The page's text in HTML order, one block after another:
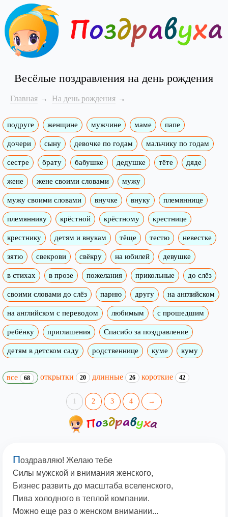
Весёлые поздравления на день рождения
Главная На день рождения
подруге женщине мужчине маме папе
дочери сыну девочке по годам мальчику по годам
сестре брату бабушке дедушке тёте дяде
жене жене своими словами мужу
мужу своими словами внучке внуку племяннице
племяннику крёстной крёстному крестнице
крестнику детям и внукам тёще тестю невестке
зятю свекрови свёкру на юбилей девушке
в стихах в прозе пожелания прикольные до слёз
своими словами до слёз парню другу на английском
на английском с переводом любимым с прошедшим
ребёнку приглашения Спасибо за поздравление
детям в детском саду родственнице куме куму
все 68 открытки 20 длинные 26 короткие 42
1 2 3 4 →
Поздравляю! Желаю тебе
Силы мужской и внимания женского,
Бизнес развить до масштаба вселенского,
Пива холодного в теплой компании.
Можно еще раз о женском внимании...